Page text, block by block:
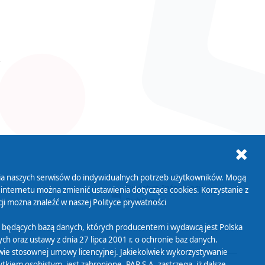
Biuletyn Informacji
Publicznej
naszych serwisów do indywidualnych potrzeb użytkowników. Mogą
można zmienić ustawienia dotyczące cookies. Korzystanie z
można znaleźć w naszej Polityce prywatności
bazą danych, których producentem i wydawcą jest Polska
oraz ustawy z dnia 27 lipca 2001 r. o ochronie baz danych.
stosownej umowy licencyjnej. Jakiekolwiek wykorzystywanie